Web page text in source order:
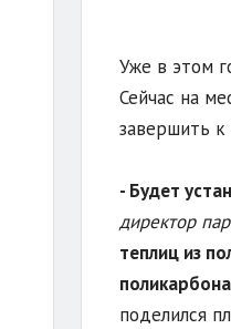
Уже в этом
Сейчас на
завершить
- Будет
директор
теплиц из
поделился